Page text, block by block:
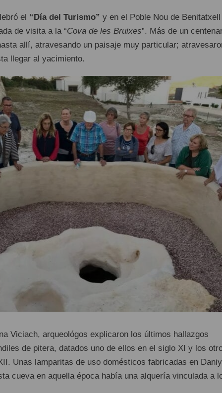
el “Día del Turismo” y en el Poble Nou de
de visita a la “Cova de les Bruixes”. Más de un
allí, atravesando un paisaje muy particular;
llegar al yacimiento.
Viciach, arqueológos explicaron los últimos hallazgos
de pitera, datados uno de ellos en el siglo XI y los
Unas lamparitas de uso domésticos fabricadas en
cueva en aquella época había una alquería vinculada a